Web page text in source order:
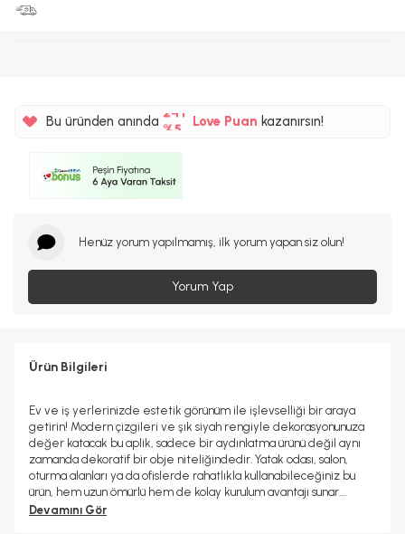
Bu üründen anında %5Love Puankazanırsın!
Henüz yorum yapılmamış, ilk yorum yapan siz olun!
Yorum Yap
Ürün Bilgileri
Ev ve iş yerlerinizde estetik görünüm ile işlevselliği bir araya
getirin! Modern çizgileri ve şık siyah rengiyle dekorasyonunuza
değer katacak bu aplik, sadece bir aydınlatma ürünü değil aynı
zamanda dekoratif bir obje niteliğindedir. Yatak odası, salon,
oturma alanları ya da ofislerde rahatlıkla kullanabileceğiniz bu
ürün, hem uzun ömürlü hem de kolay kurulum avantajı sunar.
Özellikler; Ürün Ölçüleri: En 28 cm Boy 37 cm; Materyal: Metal
Devamını Gör